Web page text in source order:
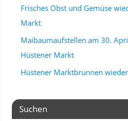
Frisches Obst und Gemüse
Markt
Maibaumaufstellen am 30.
Hüstener Markt
Hüstener Marktbrunnen
Suchen